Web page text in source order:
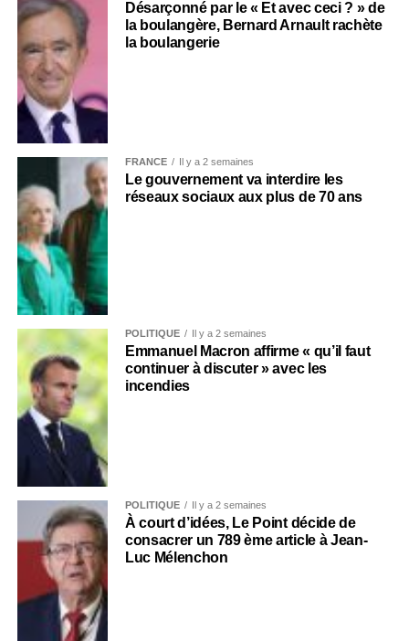
Désarçonné par le « Et avec ceci ? » de
la boulangère, Bernard Arnault rachète
la boulangerie
FRANCE Il y a 2 semaines
Le gouvernement va interdire les
réseaux sociaux aux plus de 70 ans
POLITIQUE Il y a 2 semaines
Emmanuel Macron affirme « qu’il faut
continuer à discuter » avec les
incendies
POLITIQUE Il y a 2 semaines
À court d’idées, Le Point décide de
consacrer un 789 ème article à Jean-
Luc Mélenchon